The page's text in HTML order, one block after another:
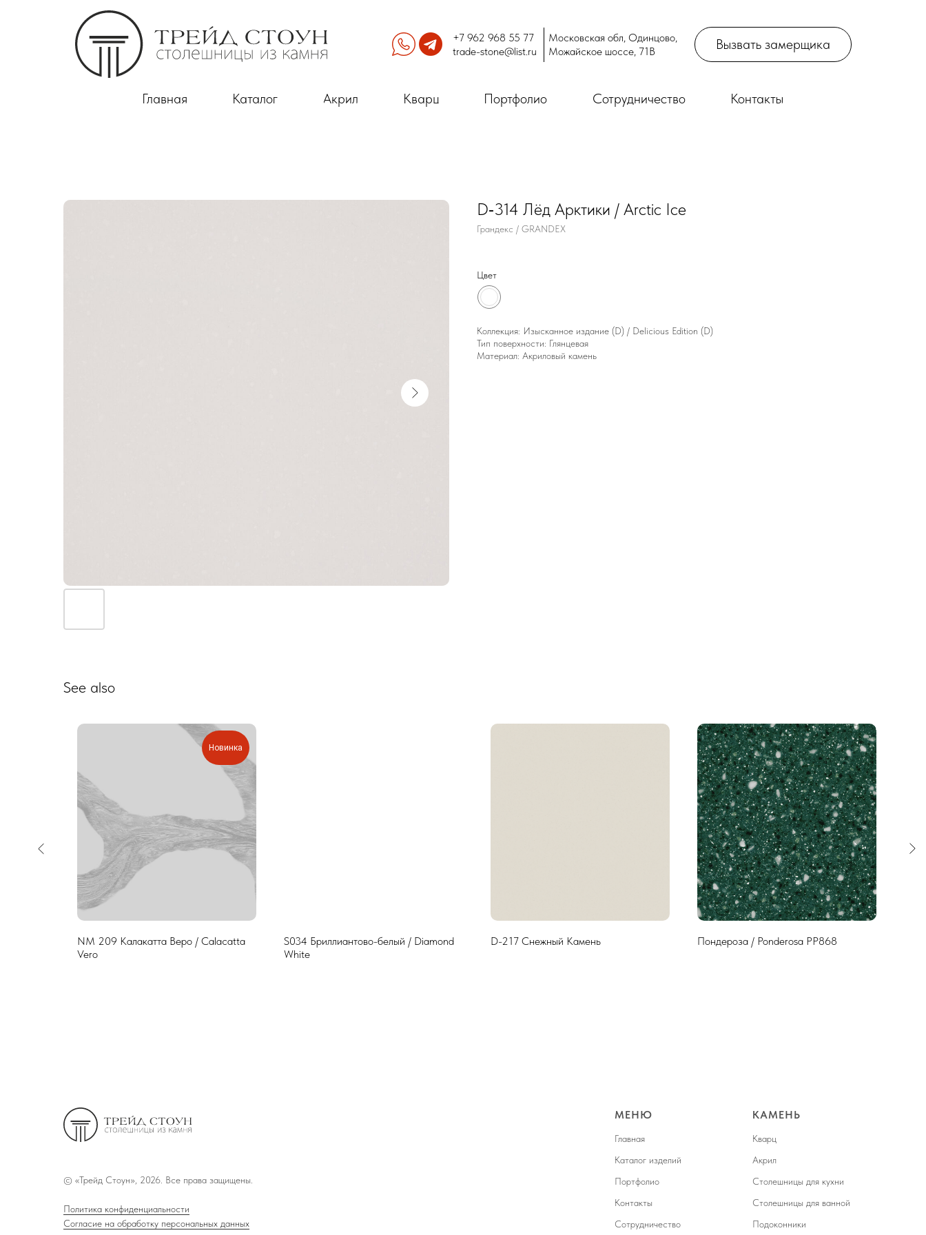
Вызвать замерщика
Главная Каталог Акрил Кварц Портфолио Сотрудничество Контакты
+7 962 968 55 77
trade-stone@list.ru
Московская обл, Одинцово,
Можайское шоссе, 71В
D‑314 Лёд Арктики / Arctic Ice
Грандекс / GRANDEX
Цвет
Коллекция: Изысканное издание (D) / Delicious Edition (D)
Тип поверхности: Глянцевая
Материал: Акриловый камень
See also
Новинка
NM 209 Калакатта Веро / Calacatta
Vero
S034 Бриллиантово-белый / Diamond
White
D-217 Снежный Камень Пондероза / Ponderosa PP868
© «Трейд Стоун», 2026. Все права защищены.
Политика конфиденциальности
Согласие на обработку персональных данных
МЕНЮ
Главная
Каталог изделий
Портфолио
Контакты
Сотрудничество
КАМЕНЬ
Кварц
Акрил
Столешницы для кухни
Столешницы для ванной
Подоконники